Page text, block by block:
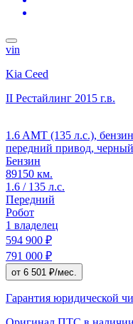
vin
Kia Ceed
II Рестайлинг 2015 г.в.
1.6 AMT (135 л.с.),
передний привод, черный
Бензин
89150 км.
1.6 / 135 л.с.
Передний
Робот
1 владелец
594 900 ₽
791 000 ₽
от 6 501 ₽/мес.
Гарантия юридической